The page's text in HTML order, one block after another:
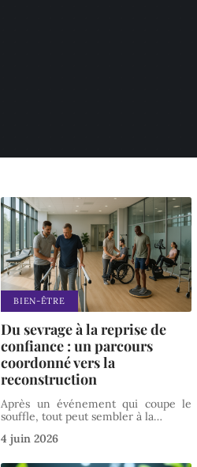
BIEN-ÊTRE
Du sevrage à la reprise de
confiance : un parcours
coordonné vers la
reconstruction
Après un événement qui coupe le
souffle, tout peut sembler à la…
4 juin 2026